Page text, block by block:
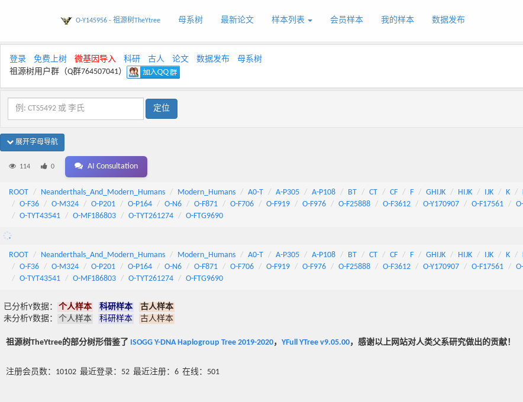
O-Y145956 - 祖源树TheYtree 母系树 最新论文 样本列表 会员样本 我的样本 数据发布
登录 免费上树 微基因导入 科研 古人 论文 数据发布
母系树
祖源树用户群（Q群764507041）
展开字母导航
114 0 AI Consultation
ROOT Neanderthals_And_Modern_Humans Modern_Humans A0-T A-P305 A-P108 BT CT CF F GHIJK HIJK IJK K
O-F36
O-M324 O-P201 O-P164 O-N6 O-F871 O-F706 O-F919 O-F976 O-F25888 O-F3612 O-Y170907 O-F17561
O-TYT43541
O-MF186803 O-TYT261274 O-FTG9690
ROOT Neanderthals_And_Modern_Humans Modern_Humans A0-T A-P305 A-P108 BT CT CF F GHIJK HIJK IJK K
O-F36
O-M324 O-P201 O-P164 O-N6 O-F871 O-F706 O-F919 O-F976 O-F25888 O-F3612 O-Y170907 O-F17561
O-TYT43541
O-MF186803 O-TYT261274 O-FTG9690
已分析Y数据： 个人样本 科研样本
古人样本
未分析Y数据：
个人样本 科研样本 古人样本
祖源树TheYtree的部分树形借鉴了 ISOGG Y-DNA Haplogroup Tree 2019-2020， YFull YTree v9.05.00，感谢以上网站对人类父系研究做出的贡献！
注册会员数：10102 最近登录：52 最近注册：6 在线：501